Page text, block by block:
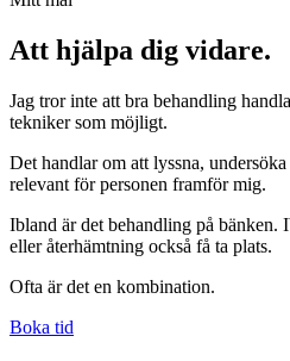
Att hjälpa dig vidare.
Jag tror inte att bra behandling
tekniker som möjligt.
Det handlar om att lyssna,
relevant för personen framför mig.
Ibland är det behandling på bänken.
eller återhämtning också få ta plats.
Ofta är det en kombination.
Boka tid